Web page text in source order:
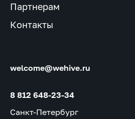
Партнерам
Контакты
welcome@wehive.ru
8 812 648-23-34
Санкт-Петербург